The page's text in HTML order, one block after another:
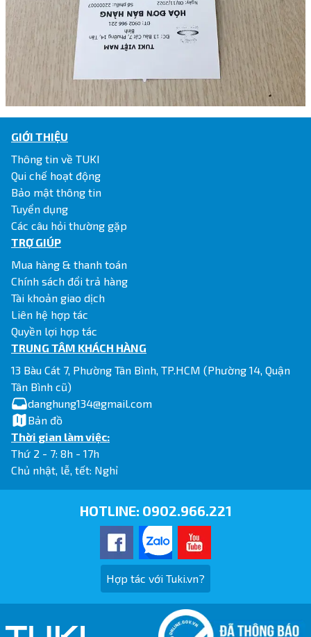
GIỚI THIỆU
Thông tin về TUKI
Qui chế hoạt động
Bảo mật thông tin
Tuyển dụng
Các câu hỏi thường gặp
TRỢ GIÚP
Mua hàng & thanh toán
Chính sách đổi trả hàng
Tài khoản giao dịch
Liên hệ hợp tác
Quyền lợi hợp tác
TRUNG TÂM KHÁCH HÀNG
13 Bàu Cát 7, Phường Tân Bình, TP.HCM (Phường 14, Quận
Tân Bình cũ)
danghung134@gmail.com
Bản đồ
Thời gian làm việc:
Thứ 2 - 7: 8h - 17h
Chủ nhật, lễ, tết: Nghỉ
HOTLINE: 0902.966.221
Hợp tác với Tuki.vn?